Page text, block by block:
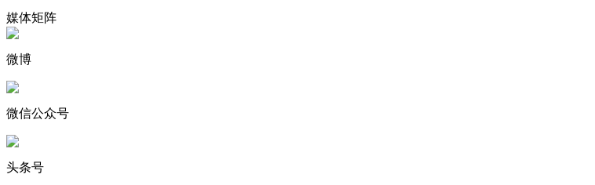
媒体矩阵
微博
微信公众号
头条号